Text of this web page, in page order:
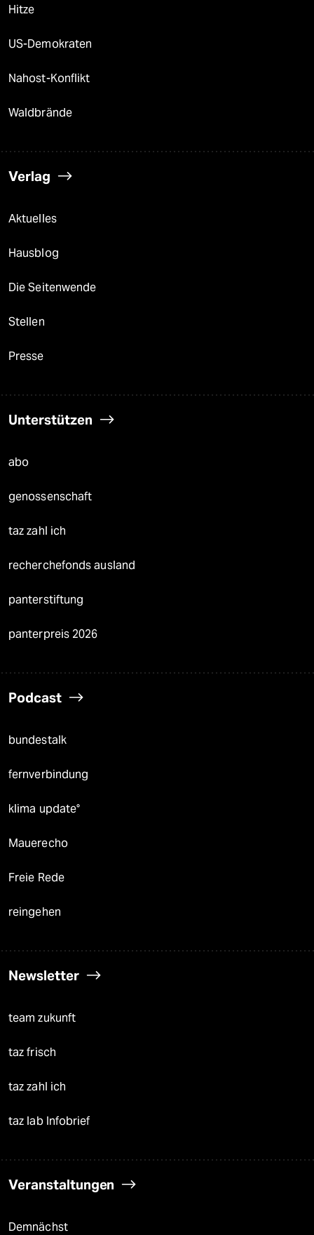
Hitze
US-Demokraten
Nahost-Konflikt
Waldbrände
Verlag
Aktuelles
Hausblog
Die Seitenwende
Stellen
Presse
Unterstützen
abo
genossenschaft
taz zahl ich
recherchefonds ausland
panterstiftung
panterpreis 2026
Podcast
bundestalk
fernverbindung
klima update°
Mauerecho
Freie Rede
reingehen
Newsletter
team zukunft
taz frisch
taz zahl ich
taz lab Infobrief
Veranstaltungen
Demnächst